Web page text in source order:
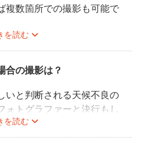
フルな蝶ネクタイをした
外のスタイルも流行ってい
を読む
複数箇所での撮影も可能で
所や撮影のイメージをフォ
と相談しておくと撮影もス
ができますよ。
合の撮影は？
を読む
いと判断される天候不良の
ォトグラファーと決行もし
相談ください。
ちらをご参照ください。